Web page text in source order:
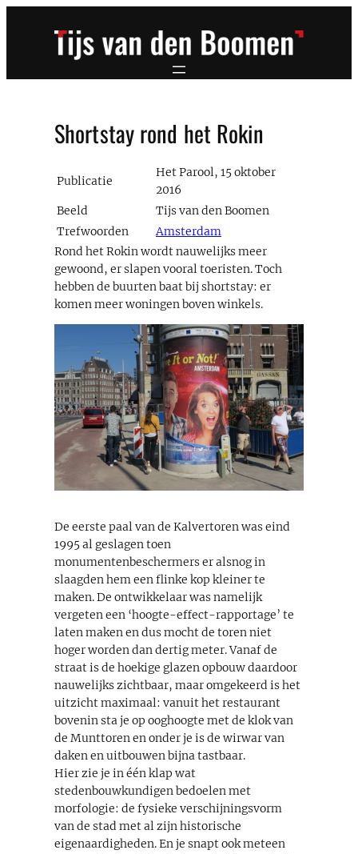
Shortstay rond het Rokin
Publicatie
Het Parool, 15 oktober
2016
Beeld
Tijs van den Boomen
Trefwoorden
Amsterdam
Rond het Rokin wordt nauwelijks meer
gewoond, er slapen vooral toeristen. Toch
hebben de buurten baat bij shortstay: er
komen meer woningen boven winkels.
De eerste paal van de Kalvertoren was eind
1995 al geslagen toen
monumentenbeschermers er alsnog in
slaagden hem een flinke kop kleiner te
maken. De ontwikkelaar was namelijk
vergeten een ‘hoogte-effect-rapportage’ te
laten maken en dus mocht de toren niet
hoger worden dan dertig meter. Vanaf de
straat is de hoekige glazen opbouw daardoor
nauwelijks zichtbaar, maar omgekeerd is het
uitzicht maximaal: vanuit het restaurant
bovenin sta je op ooghoogte met de klok van
de Munttoren en onder je is de wirwar van
daken en uitbouwen bijna tastbaar.
Hier zie je in één klap wat
stedenbouwkundigen bedoelen met
morfologie: de fysieke verschijningsvorm
van de stad met al zijn historische
eigenaardigheden. En je snapt ook meteen